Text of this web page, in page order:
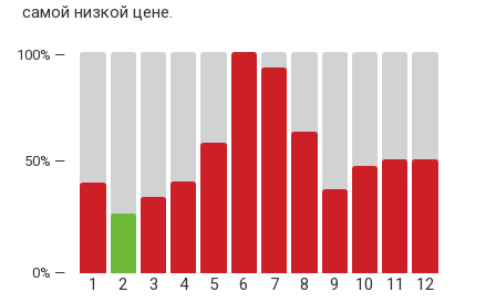
самой низкой цене.
50% —
1 2 3 4 5 6 7 8 9 10 11 12